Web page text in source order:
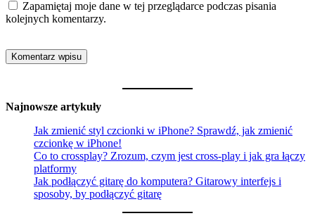
Zapamiętaj moje dane w tej przeglądarce podczas pisania
kolejnych komentarzy.
Najnowsze artykuły
Jak zmienić styl czcionki w iPhone? Sprawdź, jak zmienić
czcionkę w iPhone!
Co to crossplay? Zrozum, czym jest cross-play i jak gra łączy
platformy
Jak podłączyć gitarę do komputera? Gitarowy interfejs i
sposoby, by podłączyć gitarę